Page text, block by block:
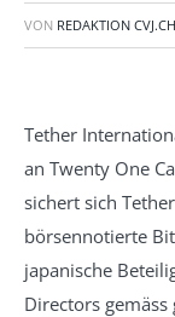
VON REDAKTION CVJ.CH
Tether
an Twenty One
sichert sich
börsennotierte
japanische
Directors